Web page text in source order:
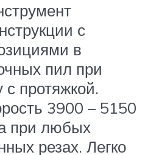
с
в
пил при
с протяжкой.
3900 – 5150
при любых
резах. Легко